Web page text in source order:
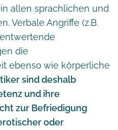
allen sprachlichen und
Verbale Angriffe (z.B.
die
ebenso wie körperliche
sind deshalb
und ihre
zur Befriedigung
oder